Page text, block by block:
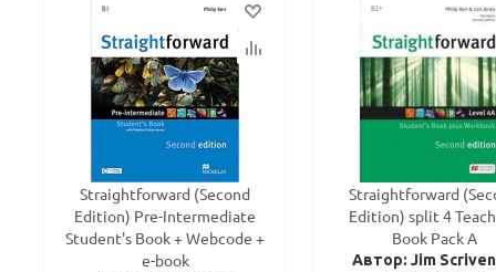
Straightforward (Second
Edition) Pre-Intermediate
Student's Book + Webcode +
e-book
Straightforward
Edition) split 4
Book Pack A
Автор: Jim